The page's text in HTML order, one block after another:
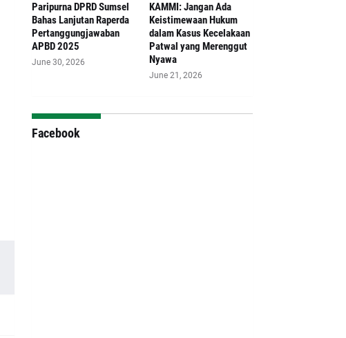
Paripurna DPRD Sumsel
Bahas Lanjutan Raperda
Pertanggungjawaban
APBD 2025
June 30, 2026
‎KAMMI: Jangan Ada
Keistimewaan Hukum
dalam Kasus Kecelakaan
Patwal yang Merenggut
Nyawa
June 21, 2026
Facebook